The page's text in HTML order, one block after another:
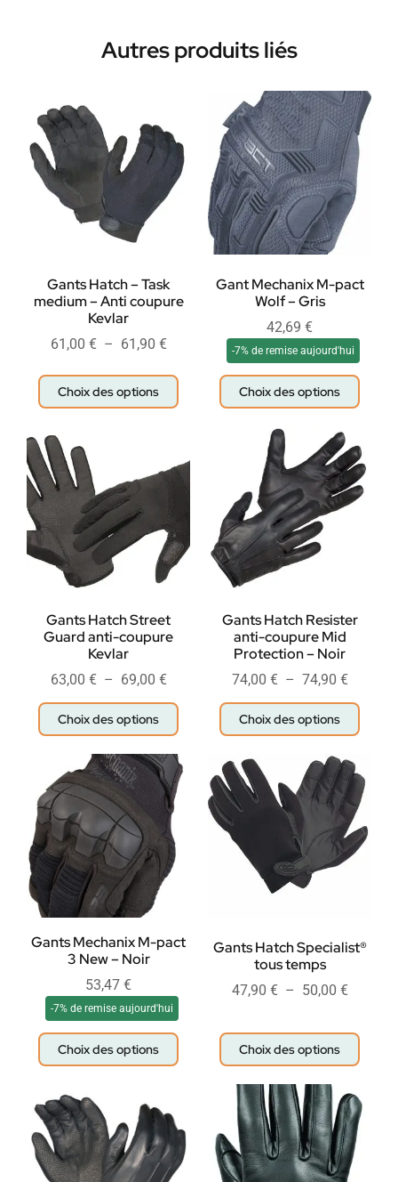
Autres produits liés
Gants Hatch – Task
medium – Anti coupure
Kevlar
61,00 € – 61,90 €
Choix des options
Gant Mechanix M-pact
Wolf – Gris
42,69 €
-7% de remise aujourd'hui
Choix des options
Gants Hatch Street
Guard anti-coupure
Kevlar
63,00 € – 69,00 €
Choix des options
Gants Hatch Resister
anti-coupure Mid
Protection – Noir
74,00 € – 74,90 €
Choix des options
Gants Mechanix M-pact
3 New – Noir
53,47 €
-7% de remise aujourd'hui
Choix des options
Gants Hatch Specialist®
tous temps
47,90 € – 50,00 €
Choix des options